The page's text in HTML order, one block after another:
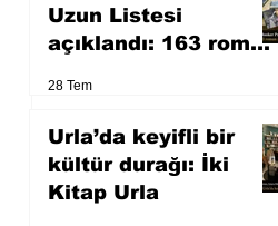
Uzun Listesi
açıklandı: 163 roman
28 Tem
Urla’da keyifli bir
kültür durağı: İki
Kitap Urla